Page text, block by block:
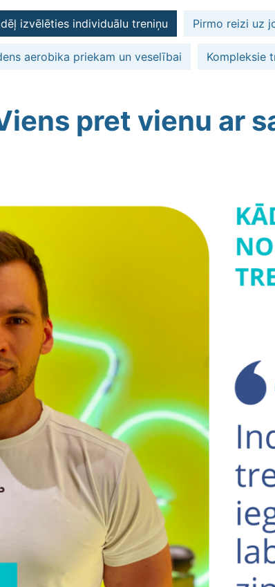
izvēlēties individuālu treniņu Pirmo reizi uz
aerobika priekam un veselībai Kompleksie
pret vienu ar